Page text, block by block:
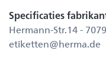
Specificaties
Hermann-Str.14 -
etiketten@herma.de